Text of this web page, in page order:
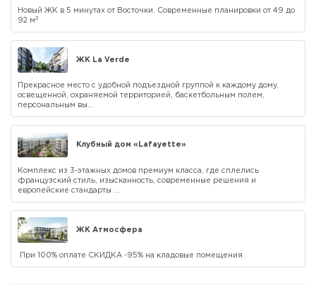
Новый ЖК в 5 минутах от Восточки. Современные планировки от 49 до
92 м2
ЖК La Verde
Прекрасное место с удобной подъездной группой к каждому дому,
освещенной, охраняемой территорией, баскетбольным полем,
персональным вы...
Клубный дом «Lafayette»
Комплекс из 3-этажных домов премиум класса, где сплелись
французский стиль, изысканность, современные решения и
европейские стандарты ...
ЖК Атмосфера
При 100% оплате СКИДКА -95% на кладовые помещения